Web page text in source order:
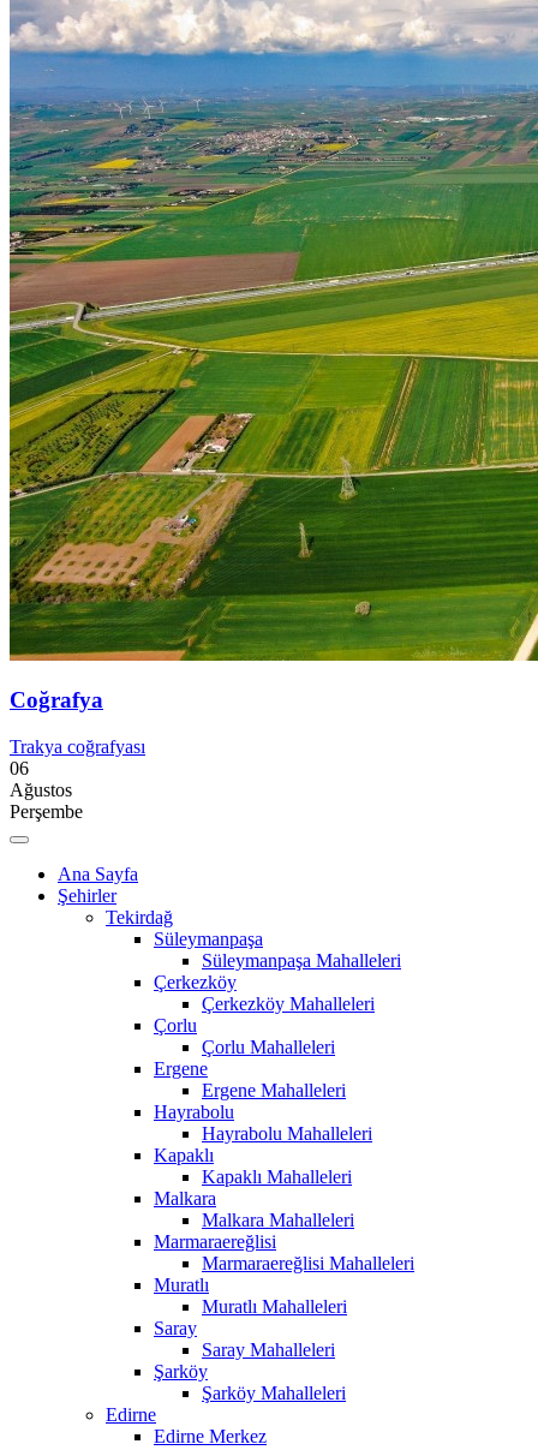
Coğrafya
Trakya coğrafyası
06
Ağustos
Perşembe
Ana Sayfa
Şehirler
Tekirdağ
Süleymanpaşa
Süleymanpaşa Mahalleleri
Çerkezköy
Çerkezköy Mahalleleri
Çorlu
Çorlu Mahalleleri
Ergene
Ergene Mahalleleri
Hayrabolu
Hayrabolu Mahalleleri
Kapaklı
Kapaklı Mahalleleri
Malkara
Malkara Mahalleleri
Marmaraereğlisi
Marmaraereğlisi Mahalleleri
Muratlı
Muratlı Mahalleleri
Saray
Saray Mahalleleri
Şarköy
Şarköy Mahalleleri
Edirne
Edirne Merkez